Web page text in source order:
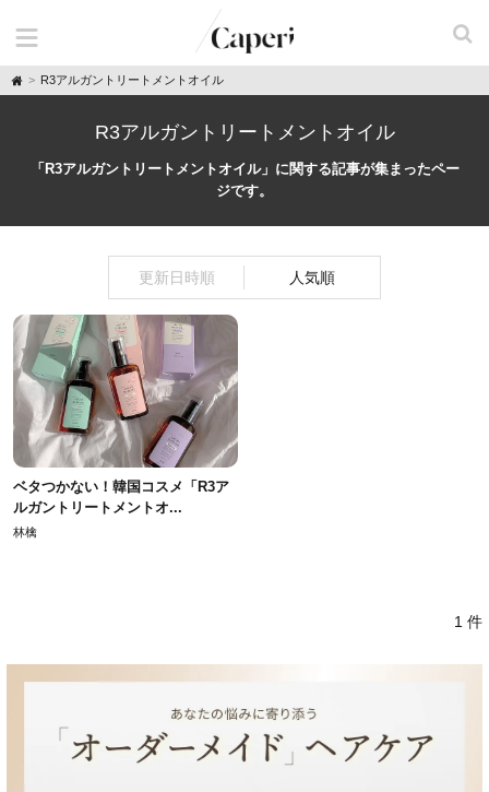
H
o
R3アルガントリートメントオイル
R3アルガントリートメントオイル
「R3アルガントリートメントオイル」に関する記事が集まったペー
ジです。
更新日時順 人気順
ベタつかない！韓国コスメ「R3ア
ルガントリートメントオ...
林檎
1 件